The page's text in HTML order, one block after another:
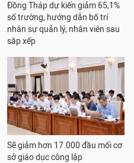
Đồng Tháp dự kiến giảm 65,1%
số trường, hướng dẫn bố trí
nhân sự quản lý, nhân viên sau
sắp xếp
Sẽ giảm hơn 17.000 đầu mối cơ
sở giáo dục công lập